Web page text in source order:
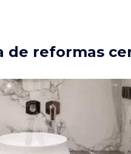
de reformas